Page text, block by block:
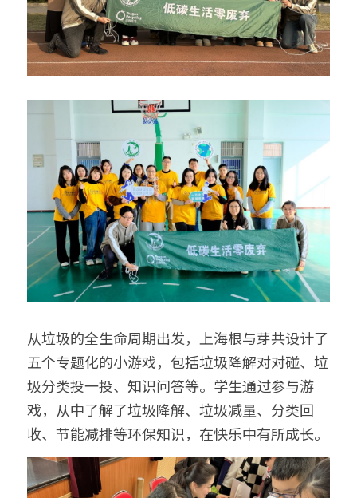
从垃圾的全生命周期出发，上海根与芽共设计了
五个专题化的小游戏，包括垃圾降解对对碰、垃
圾分类投一投、知识问答等。学生通过参与游
戏，从中了解了垃圾降解、垃圾减量、分类回
收、节能减排等环保知识，在快乐中有所成长。